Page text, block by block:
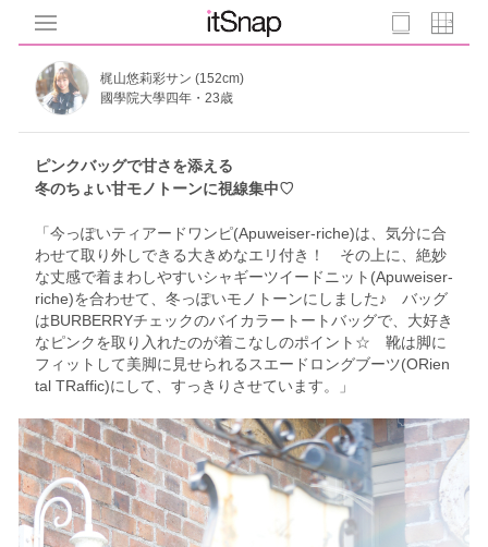
梶山悠莉彩サン (152cm)
國學院大學四年・23歳
ピンクバッグで甘さを添える
冬のちょい甘モノトーンに視線集中♡
「今っぽいティアードワンピ(Apuweiser-riche)は、気分に合
わせて取り外しできる大きめなエリ付き！ その上に、絶妙
な丈感で着まわしやすいシャギーツイードニット(Apuweiser-
riche)を合わせて、冬っぽいモノトーンにしました♪ バッグ
はBURBERRYチェックのバイカラートートバッグで、大好き
なピンクを取り入れたのが着こなしのポイント☆ 靴は脚に
フィットして美脚に見せられるスエードロングブーツ(ORien
tal TRaffic)にして、すっきりさせています。」